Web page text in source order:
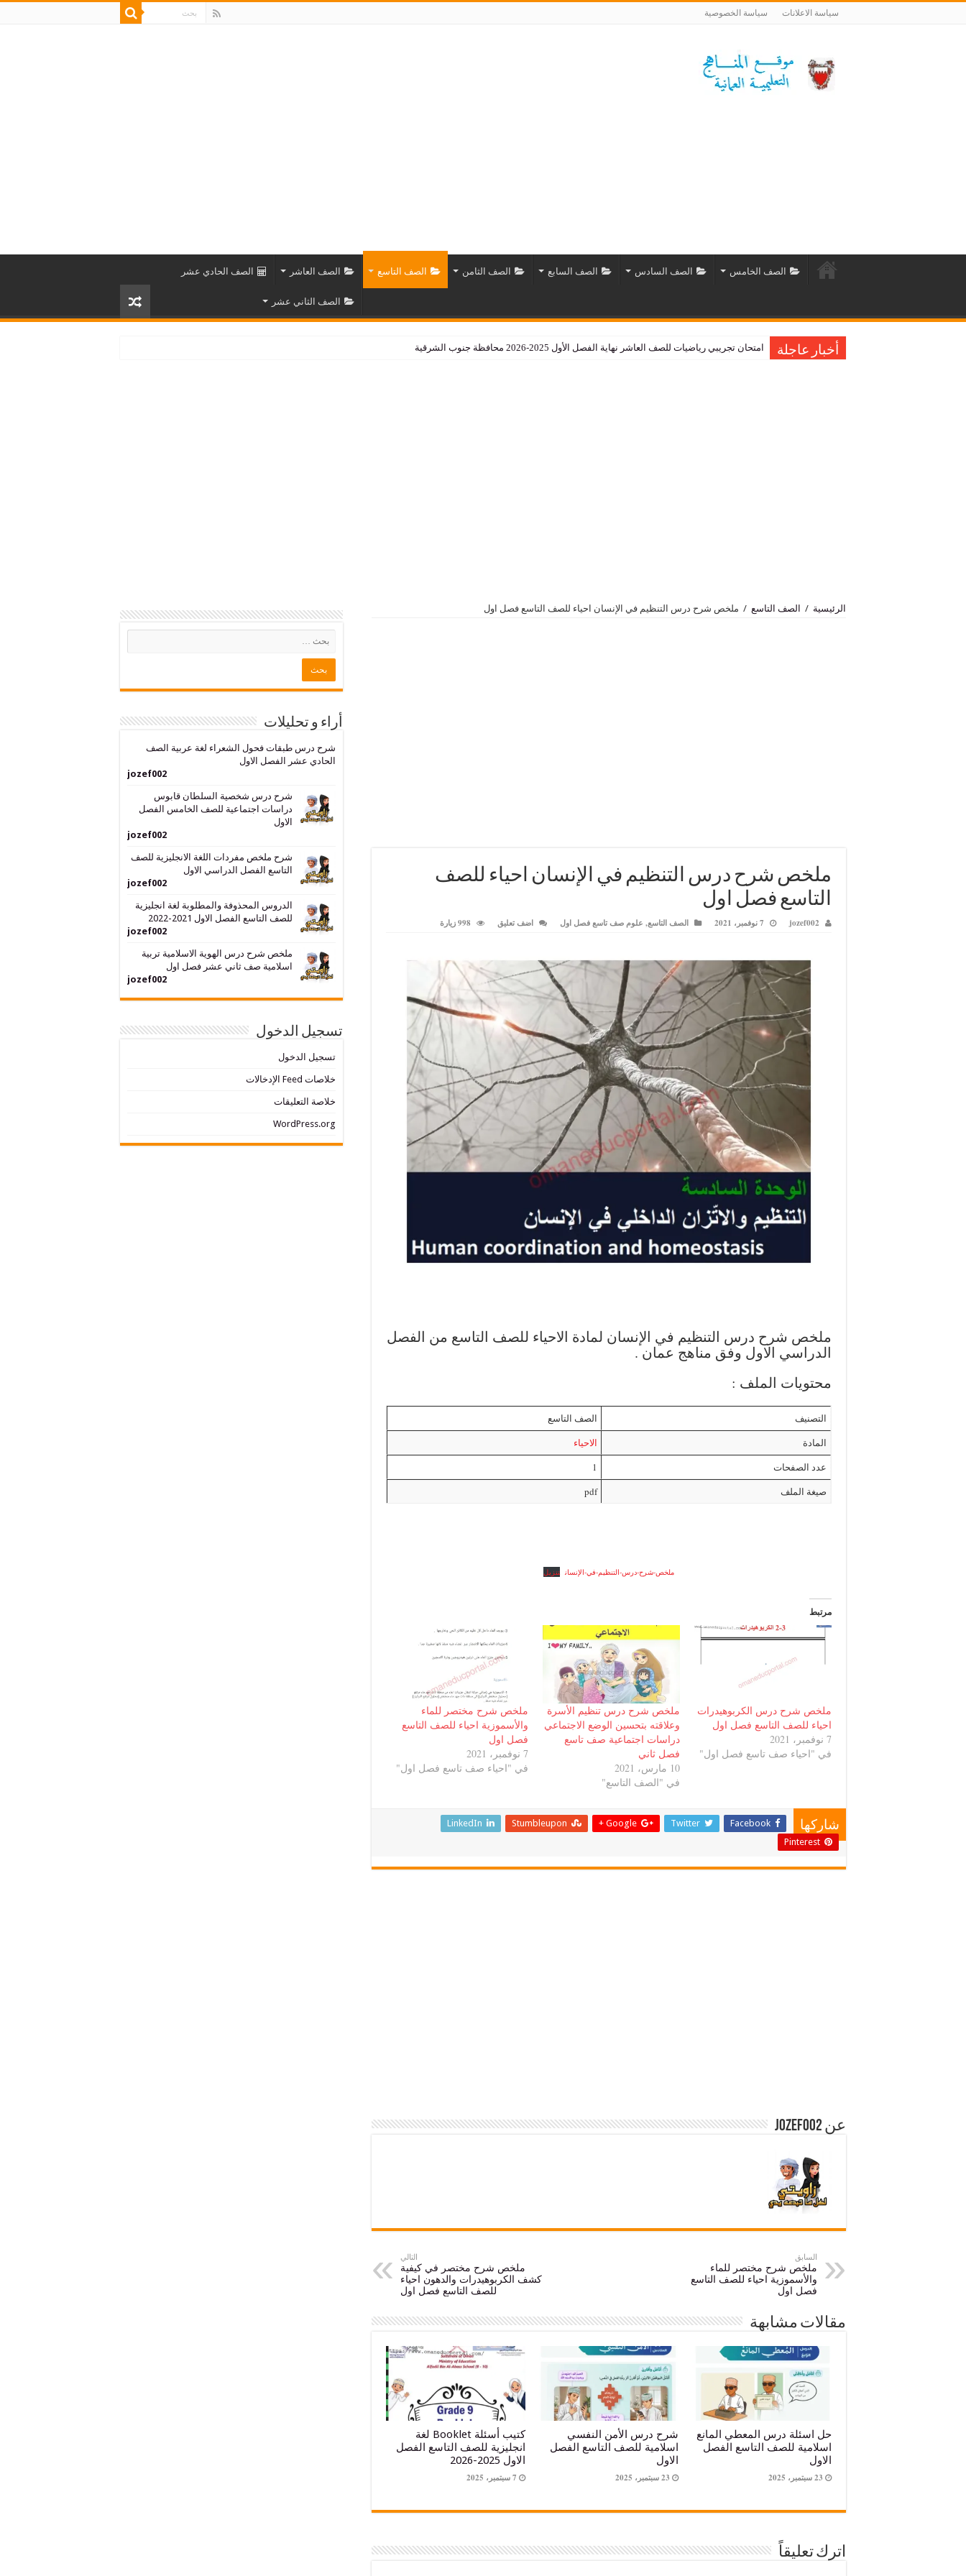
سياسة الاعلانات سياسة الخصوصية
الصف الخامس الصف السادس الصف السابع الصف الثامن الصف التاسع الصف العاشر الصف الحادي عشر
الصف الثاني عشر
أخبار عاجلة امتحان تجريبي رياضيات للصف العاشر نهاية الفصل الأول 2025-2026 محافظة جنوب الشرقية
حل اسئلة درس المعطي المانع اسلامية للصف التاسع الفصل الاول
الرئيسية / الصف التاسع / ملخص شرح درس التنظيم في الإنسان احياء للصف التاسع فصل اول
ملخص شرح درس التنظيم في الإنسان احياء للصف
التاسع فصل اول
jozef002 7 نوفمبر، 2021 الصف التاسع, علوم صف تاسع فصل اول اضف تعليق 998 زيارة
ملخص شرح درس التنظيم في الإنسان لمادة الاحياء للصف التاسع من الفصل
الدراسي الاول وفق مناهج عمان .
محتويات الملف :
التصنيف
الصف التاسع
المادة
الاحياء
عدد الصفحات
1
صيغة الملف
pdf
ملخص-شرح-درس-التنظيم-في-الإنسان تنزيل
مرتبط
ملخص شرح درس الكربوهيدرات
احياء للصف التاسع فصل اول
7 نوفمبر، 2021
في "احياء صف تاسع فصل اول"
ملخص شرح درس تنظيم الأسرة
وعلاقته بتحسين الوضع الاجتماعي
دراسات اجتماعية صف تاسع
فصل ثاني
10 مارس، 2021
في "الصف التاسع"
ملخص شرح مختصر للماء
والأسموزية احياء للصف التاسع
فصل اول
7 نوفمبر، 2021
في "احياء صف تاسع فصل اول"
شاركها Facebook
Twitter
Google +
Stumbleupon
LinkedIn
Pinterest
عن jozef002
السابق
ملخص شرح مختصر للماء
والأسموزية احياء للصف التاسع
فصل اول
التالي
ملخص شرح مختصر في كيفية
كشف الكربوهيدرات والدهون احياء
للصف التاسع فصل اول
مقالات مشابهة
حل اسئلة درس المعطي المانع
اسلامية للصف التاسع الفصل
الاول
23 سبتمبر، 2025
شرح درس الأمن النفسي
اسلامية للصف التاسع الفصل
الاول
23 سبتمبر، 2025
كتيب أسئلة Booklet لغة
انجليزية للصف التاسع الفصل
الاول 2025-2026
7 سبتمبر، 2025
اترك تعليقاً
أراء و تحليلات
شرح درس طبقات فحول الشعراء لغة عربية الصف
الحادي عشر الفصل الاول
jozef002
شرح درس شخصية السلطان قابوس
دراسات اجتماعية للصف الخامس الفصل
الاول
jozef002
شرح ملخص مفردات اللغة الانجليزية للصف
التاسع الفصل الدراسي الاول
jozef002
الدروس المحذوفة والمطلوبة لغة انجليزية
للصف التاسع الفصل الاول 2021-2022
jozef002
ملخص شرح درس الهوية الاسلامية تربية
اسلامية صف ثاني عشر فصل اول
jozef002
تسجيل الدخول
تسجيل الدخول
خلاصات Feed الإدخالات
خلاصة التعليقات
WordPress.org